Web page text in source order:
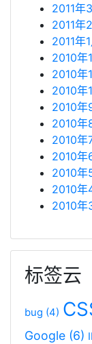
2011年
2011年
2011年
2010年
2010年
2010年
2010年
2010年
2010年
2010年
2010年
2010年
2010年
标签云
bug (4)
Google (6)